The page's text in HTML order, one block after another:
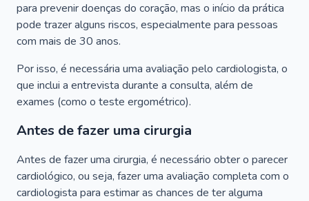
para prevenir doenças do coração, mas o início da prática
pode trazer alguns riscos, especialmente para pessoas
com mais de 30 anos.
Por isso, é necessária uma avaliação pelo cardiologista, o
que inclui a entrevista durante a consulta, além de
exames (como o teste ergométrico).
Antes de fazer uma cirurgia
Antes de fazer uma cirurgia, é necessário obter o parecer
cardiológico, ou seja, fazer uma avaliação completa com o
cardiologista para estimar as chances de ter alguma